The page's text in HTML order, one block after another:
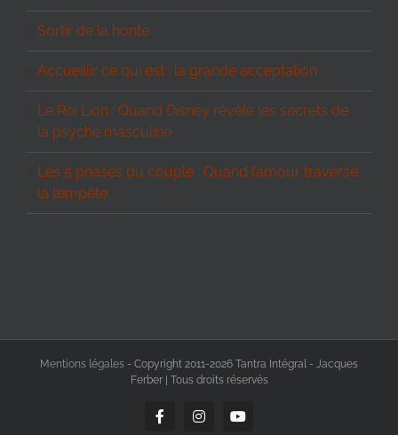
Sortir de la honte
Accueillir ce qui est : la grande acceptation
Le Roi Lion : Quand Disney révèle les secrets de
la psyché masculine
Les 5 phases du couple : Quand l’amour traverse
la tempête
Mentions légales - Copyright 2011-2026 Tantra Intégral - Jacques
Ferber | Tous droits réservés
FacebookInstagramYouTube